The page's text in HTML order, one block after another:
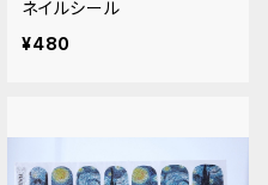
ネイルシール
¥480